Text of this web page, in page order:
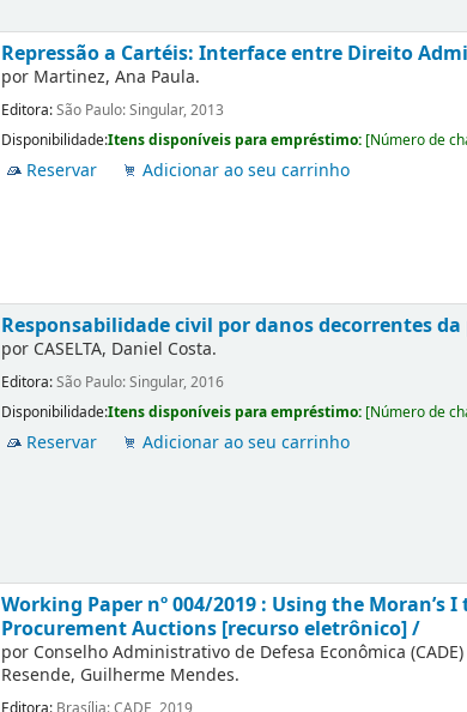
Repressão a Cartéis: Interface entre Direito
por Martinez, Ana Paula.
Editora:São Paulo: Singular, 2013
Disponibilidade:Itens disponíveis para empréstimo: [Número de
Reservar Adicionar ao seu carrinho
Responsabilidade civil por danos decorrentes
por CASELTA, Daniel Costa.
Editora:São Paulo: Singular, 2016
Disponibilidade:Itens disponíveis para empréstimo: [Número de
Reservar Adicionar ao seu carrinho
Working Paper nº 004/2019 : Using the
Procurement Auctions [recurso eletrônico] /
por Conselho Administrativo de Defesa Econômica (CADE)
Resende, Guilherme Mendes.